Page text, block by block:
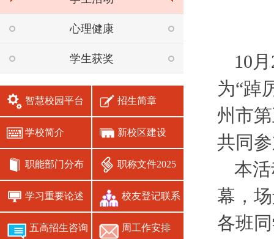
心理健康
学生获奖
智慧校园平台 招生简章
学校简介 新校区建设
职能部门分布 职称文件2025
学习重要论述 校友登记联系
五高招生咨询 周工作安排
10
为“踔
州市
共同
本
幕，
各班